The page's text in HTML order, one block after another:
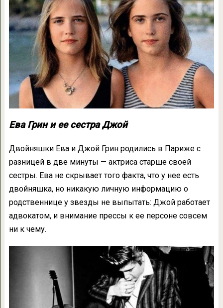
Ева Грин и ее сестра Джой
Двойняшки Ева и Джой Грин родились в Париже с
разницей в две минуты — актриса старше своей
сестры. Ева не скрывает того факта, что у нее есть
двойняшка, но никакую личную информацию о
родственнице у звезды не выпытать: Джой работает
адвокатом, и внимание прессы к ее персоне совсем
ни к чему.